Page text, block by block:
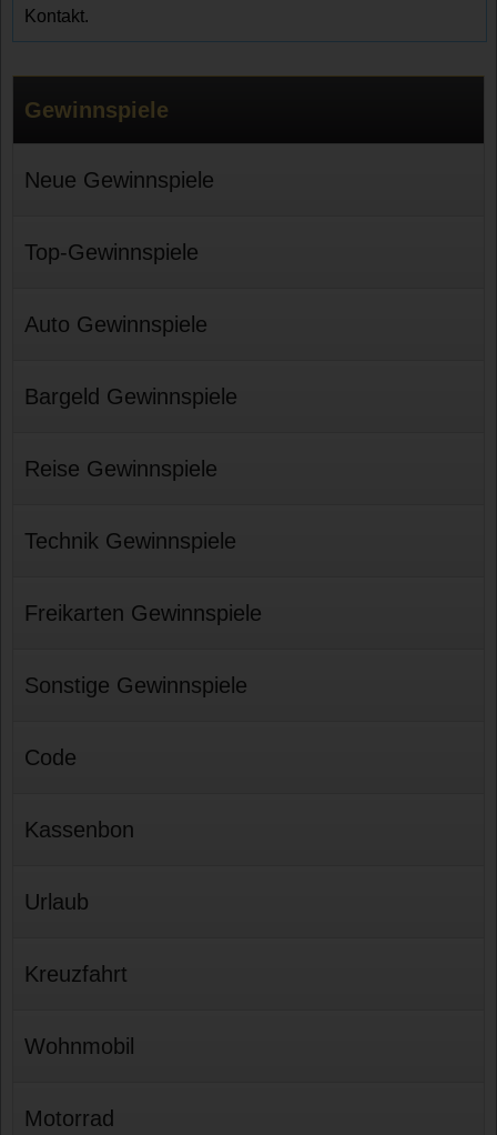
Kontakt.
Gewinnspiele
Neue Gewinnspiele
Top-Gewinnspiele
Auto Gewinnspiele
Bargeld Gewinnspiele
Reise Gewinnspiele
Technik Gewinnspiele
Freikarten Gewinnspiele
Sonstige Gewinnspiele
Code
Kassenbon
Urlaub
Kreuzfahrt
Wohnmobil
Motorrad